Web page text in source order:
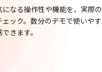
になる操作性や機能を、実際
ェック。数分のデモで使いや
できます。